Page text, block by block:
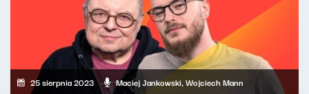
25 sierpnia 2023 Maciej Jankowski, Wojciech Mann